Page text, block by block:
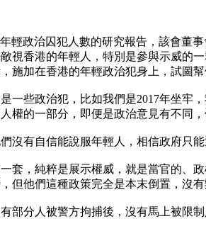
輕政治囚犯人數的研究報告，該會董
視香港的年輕人，特別是參與示威的
施加在香港的年輕政治犯身上，試圖幫
一些政治犯，比如我們是2017年坐
的一部分，即便是政治意見有不同
有自信能說服年輕人，相信政府只能
套，純粹是展示權威，就是當官的、
他們這種政策完全是本末倒置，沒
部分人被警方拘捕後，沒有馬上被限